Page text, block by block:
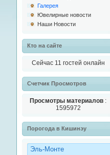
Галерея
Ювелирные новости
Наши Новости
Кто на сайте
Сейчас 11 гостей онлайн
Cчетчик Просмотров
Просмотры материалов :
1595972
Порогода в Кишинэу